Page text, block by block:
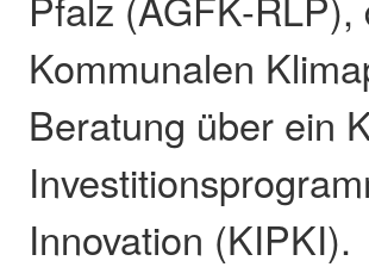
Kommunalen
Beratung über ein
Innovation (KIPKI).